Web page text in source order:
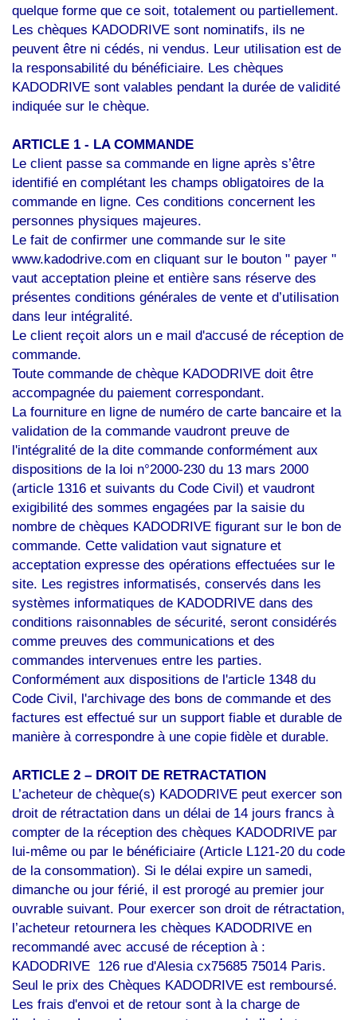
quelque forme que ce soit, totalement ou partiellement.
Les chèques KADODRIVE sont nominatifs, ils ne
peuvent être ni cédés, ni vendus. Leur utilisation est de
la responsabilité du bénéficiaire. Les chèques
KADODRIVE sont valables pendant la durée de validité
indiquée sur le chèque.
ARTICLE 1 - LA COMMANDE
Le client passe sa commande en ligne après s’être
identifié en complétant les champs obligatoires de la
commande en ligne. Ces conditions concernent les
personnes physiques majeures.
Le fait de confirmer une commande sur le site
www.kadodrive.com en cliquant sur le bouton " payer "
vaut acceptation pleine et entière sans réserve des
présentes conditions générales de vente et d’utilisation
dans leur intégralité.
Le client reçoit alors un e mail d'accusé de réception de
commande.
Toute commande de chèque KADODRIVE doit être
accompagnée du paiement correspondant.
La fourniture en ligne de numéro de carte bancaire et la
validation de la commande vaudront preuve de
l'intégralité de la dite commande conformément aux
dispositions de la loi n°2000-230 du 13 mars 2000
(article 1316 et suivants du Code Civil) et vaudront
exigibilité des sommes engagées par la saisie du
nombre de chèques KADODRIVE figurant sur le bon de
commande. Cette validation vaut signature et
acceptation expresse des opérations effectuées sur le
site. Les registres informatisés, conservés dans les
systèmes informatiques de KADODRIVE dans des
conditions raisonnables de sécurité, seront considérés
comme preuves des communications et des
commandes intervenues entre les parties.
Conformément aux dispositions de l'article 1348 du
Code Civil, l'archivage des bons de commande et des
factures est effectué sur un support fiable et durable de
manière à correspondre à une copie fidèle et durable.
ARTICLE 2 – DROIT DE RETRACTATION
L’acheteur de chèque(s) KADODRIVE peut exercer son
droit de rétractation dans un délai de 14 jours francs à
compter de la réception des chèques KADODRIVE par
lui-même ou par le bénéficiaire (Article L121-20 du code
de la consommation). Si le délai expire un samedi,
dimanche ou jour férié, il est prorogé au premier jour
ouvrable suivant. Pour exercer son droit de rétractation,
l’acheteur retournera les chèques KADODRIVE en
recommandé avec accusé de réception à :
KADODRIVE 126 rue d'Alesiacx75685 75014 Paris.
Seul le prix des Chèques KADODRIVE est remboursé.
Les frais d'envoi et de retour sont à la charge de